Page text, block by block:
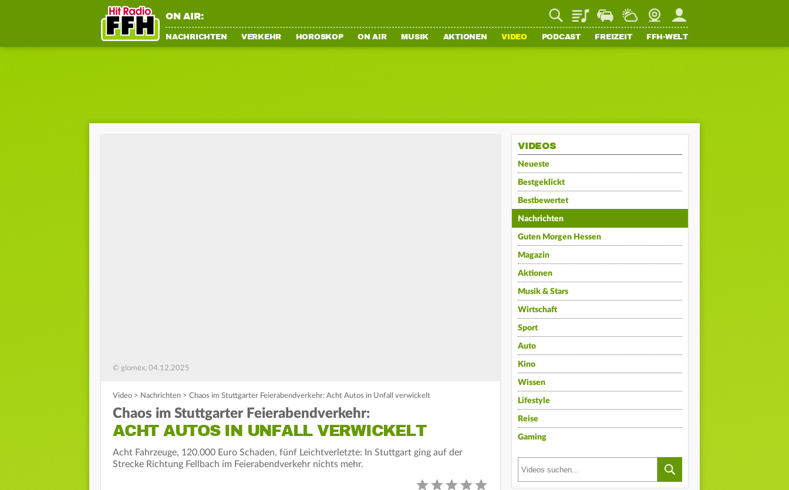
ON AIR: PlaylistStaupilotWetterWebcamMein FFH
NACHRICHTEN VERKEHR HOROSKOP ON AIR MUSIK AKTIONEN VIDEO PODCAST FREIZEIT FFH-WELT
© glomex, 04.12.2025
Video > Nachrichten > Chaos im Stuttgarter Feierabendverkehr: Acht Autos in Unfall verwickelt
Chaos im Stuttgarter Feierabendverkehr:
ACHT AUTOS IN UNFALL VERWICKELT
Acht Fahrzeuge, 120.000 Euro Schaden, fünf Leichtverletzte: In Stuttgart ging auf der
Strecke Richtung Fellbach im Feierabendverkehr nichts mehr.
VIDEOS
Neueste
Bestgeklickt
Bestbewertet
Nachrichten
Guten Morgen Hessen
Magazin
Aktionen
Musik & Stars
Wirtschaft
Sport
Auto
Kino
Wissen
Lifestyle
Reise
Gaming